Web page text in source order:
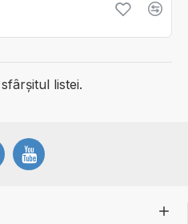
listei.